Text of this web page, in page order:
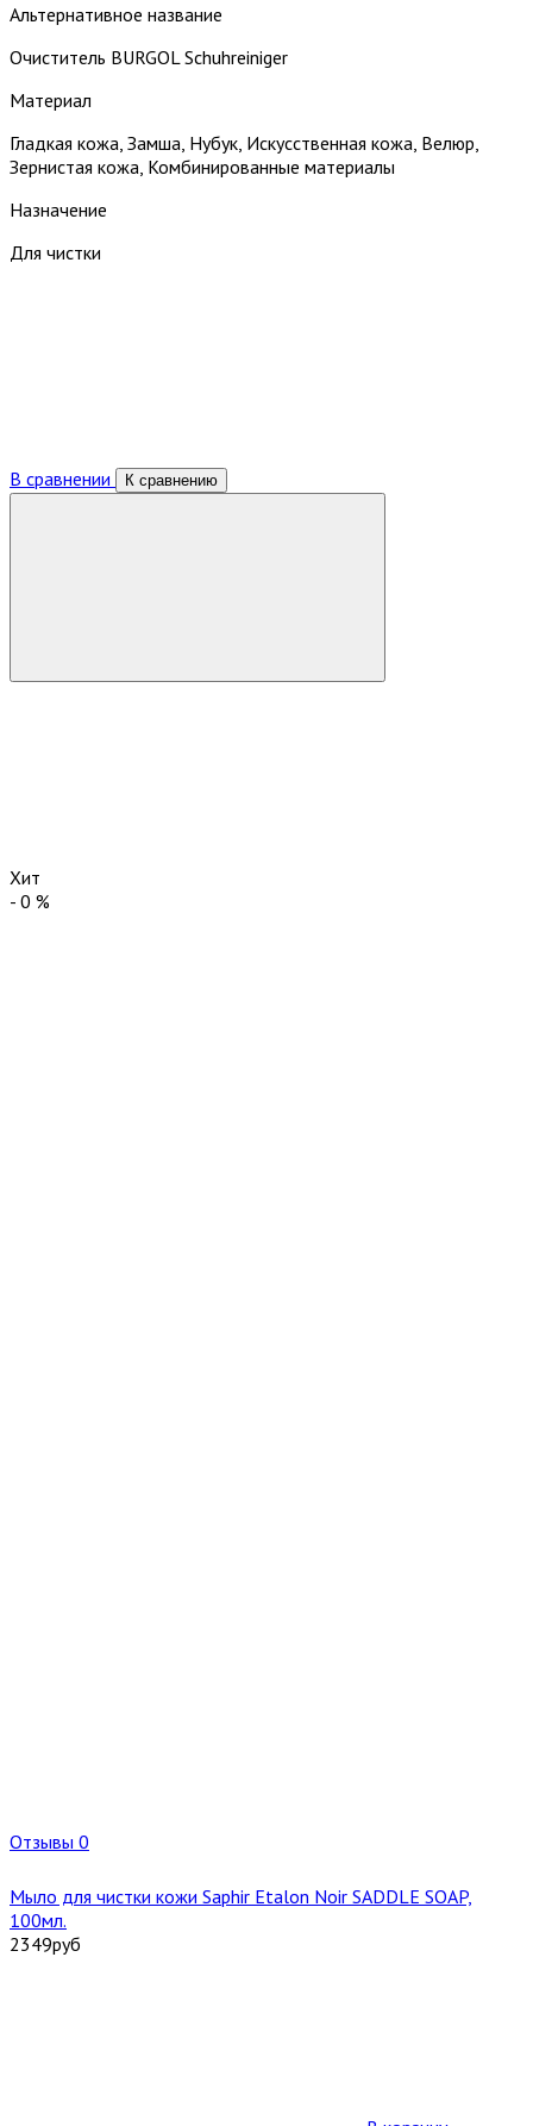
Альтернативное название
Очиститель BURGOL Schuhreiniger
Материал
Гладкая кожа, Замша, Нубук, Искусственная кожа, Велюр,
Зернистая кожа, Комбинированные материалы
Назначение
Для чистки
В сравнении К сравнению
Хит
- 0 %
Отзывы 0
Мыло для чистки кожи Saphir Etalon Noir SADDLE SOAP,
100мл.
2349руб